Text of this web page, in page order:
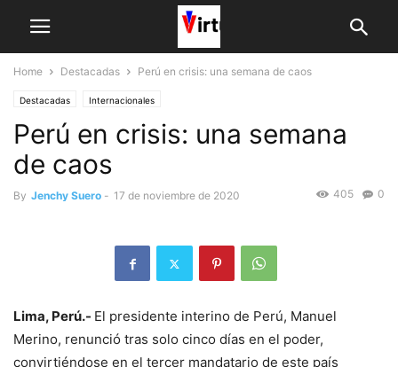
Home Destacadas Perú en crisis: una semana de caos
Destacadas Internacionales
Perú en crisis: una semana
de caos
By Jenchy Suero - 17 de noviembre de 2020 0
405
Lima, Perú.- El presidente interino de Perú, Manuel
Merino, renunció tras solo cinco días en el poder,
convirtiéndose en el tercer mandatario de este país